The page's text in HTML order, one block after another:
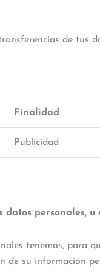
de tus
Finalidad
Publicidad
personales, u
tenemos, para
de su información